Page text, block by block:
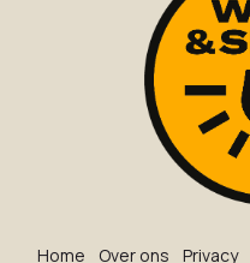
Ho​me O​ve​r on​s Privacy